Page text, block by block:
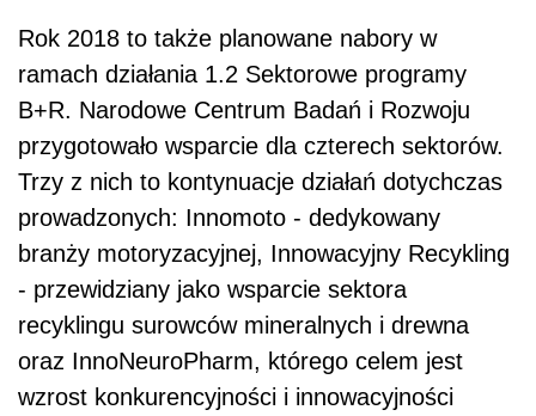
Rok 2018 to także planowane nabory w
ramach działania 1.2 Sektorowe programy
B+R. Narodowe Centrum Badań i Rozwoju
przygotowało wsparcie dla czterech sektorów.
Trzy z nich to kontynuacje działań dotychczas
prowadzonych: Innomoto - dedykowany
branży motoryzacyjnej, Innowacyjny Recykling
- przewidziany jako wsparcie sektora
recyklingu surowców mineralnych i drewna
oraz InnoNeuroPharm, którego celem jest
wzrost konkurencyjności i innowacyjności